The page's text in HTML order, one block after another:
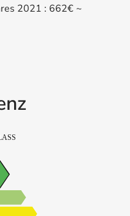
2021 : 662€ ~